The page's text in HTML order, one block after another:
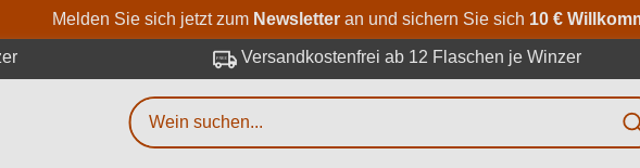
Zum Hauptinhalt springen
Zur Suche springen
Zur Hauptnavigation
Melden Sie sich jetzt zum Newsletteran und sichern Sie sich 10 €
Versandkostenfrei ab 12 Flaschen je Winzer